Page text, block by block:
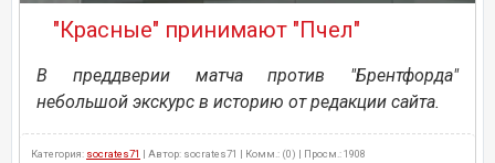
"Красные" принимают "Пчел"
В преддверии матча против "Брентфорда"
небольшой экскурс в историю от редакции сайта.
Категория: socrates71 | Автор: socrates71 | Комм.: (0) | Просм.: 1908